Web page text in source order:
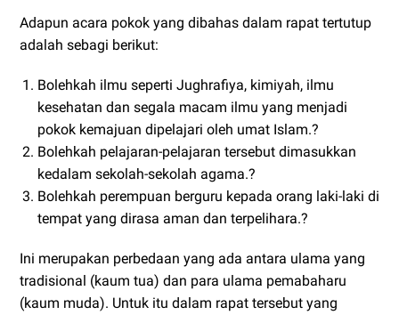
Adapun acara pokok yang dibahas dalam rapat tertutup
adalah sebagi berikut:
Bolehkah ilmu seperti Jughrafiya, kimiyah, ilmu
kesehatan dan segala macam ilmu yang menjadi
pokok kemajuan dipelajari oleh umat Islam.?
Bolehkah pelajaran-pelajaran tersebut dimasukkan
kedalam sekolah-sekolah agama.?
Bolehkah perempuan berguru kepada orang laki-laki di
tempat yang dirasa aman dan terpelihara.?
Ini merupakan perbedaan yang ada antara ulama yang
tradisional (kaum tua) dan para ulama pemabaharu
(kaum muda). Untuk itu dalam rapat tersebut yang